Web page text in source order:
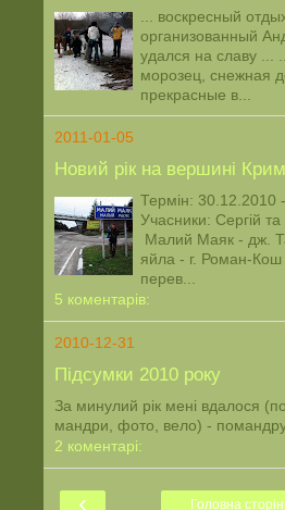
... воскресный
организованный
удался на славу ...
морозец, снежная
прекрасные в...
2011-01-05
Новий рік на вершині
Термін: 30.12.2010
Учасники: Сергій
Малий Маяк - дж.
яйла - г. Роман-
перев...
5 коментарів:
2010-12-31
Підсумки 2010 року
За минулий рік мені вдалося
мандри, фото, вело) -
2 коментарі:
‹ Головна